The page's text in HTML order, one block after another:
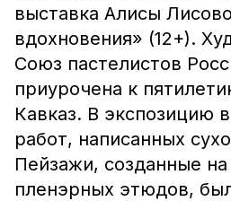
выставка Алисы
вдохновения» (12+).
Союз пастелистов
приурочена к
Кавказ. В экспозицию
работ, написанных
Пейзажи, созданные на
пленэрных этюдов,